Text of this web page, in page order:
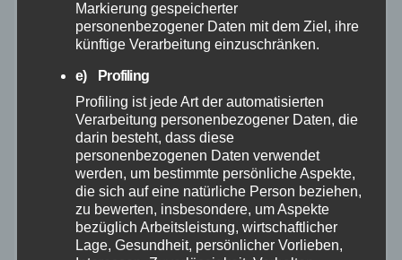
Januar 2026
November 2025
Oktober 2025
September 2025
August 2025
Markierung gespeicherter
personenbezogener Daten mit dem Ziel, ihre
künftige Verarbeitung einzuschränken.
e) Profiling
Profiling ist jede Art der automatisierten
Verarbeitung personenbezogener Daten, die
darin besteht, dass diese
personenbezogenen Daten verwendet
werden, um bestimmte persönliche Aspekte,
die sich auf eine natürliche Person beziehen,
zu bewerten, insbesondere, um Aspekte
bezüglich Arbeitsleistung, wirtschaftlicher
Lage, Gesundheit, persönlicher Vorlieben,